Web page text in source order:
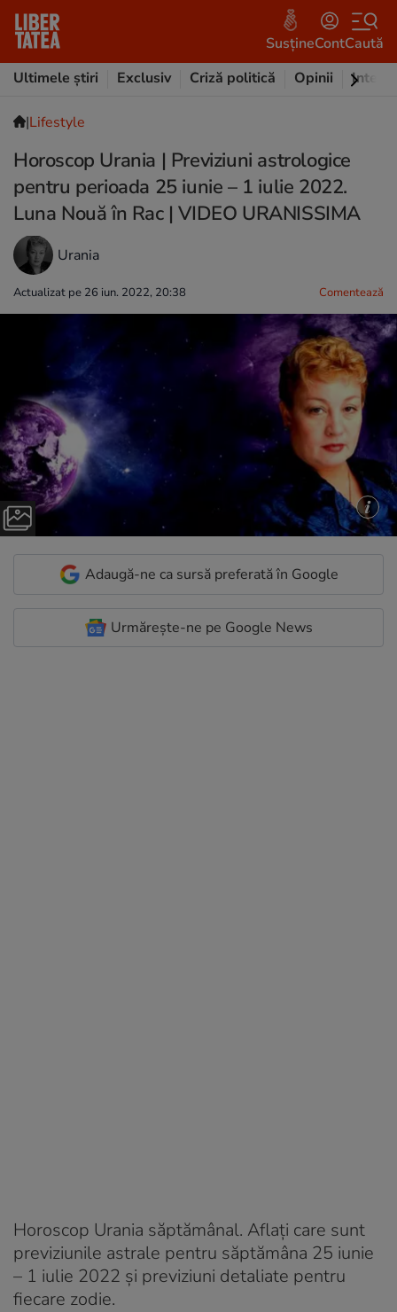
SusțineContCaută
Ultimele știri
Exclusiv Criză politică Opinii
|Lifestyle
Horoscop Urania | Previziuni astrologice
pentru perioada 25 iunie – 1 iulie 2022.
Luna Nouă în Rac | VIDEO URANISSIMA
Urania
Actualizat pe 26 iun. 2022, 20:38 Comentează
Adaugă-ne ca sursă preferată în Google
Urmărește-ne pe Google News
Horoscop Urania săptămânal. Aflați care sunt
previziunile astrale pentru săptămâna 25 iunie
– 1 iulie 2022 și previziuni detaliate pentru
fiecare zodie.